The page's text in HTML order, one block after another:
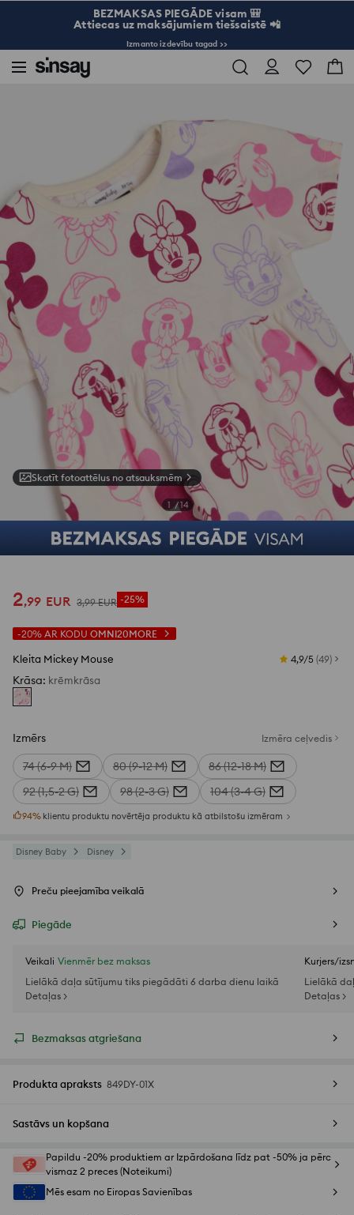
BEZMAKSAS PIEGĀDE visam 🎒
Attiecas uz maksājumiem tiešsaistē 📲
Izmanto izdevību tagad >>
Skatīt fotoattēlus no atsauksmēm
1 /14
2,99 EUR 3,99 EUR -25%
-20% AR KODU OMNI20MORE
Kleita Mickey Mouse 4,9/5 (49)
Krāsa: krēmkrāsa
Izmērs Izmēra ceļvedis
74 (6-9 M) 80 (9-12 M)
86 (12-18 M)
92 (1,5-2 G)
98 (2-3 G) 104 (3-4 G)
94% klientu produktu novērtēja produktu kā atbilstošu izmēram
Disney Baby Disney
Preču pieejamība veikalā
Piegāde
Veikali Vienmēr bez maksas
Lielākā daļa sūtījumu tiks piegādāti 6 darba dienu laikā
Detaļas >
Kurjers/
Lielākā
Detaļas >
Bezmaksas atgriešana
Produkta apraksts 849DY-01X
Sastāvs un kopšana
Papildu -20% produktiem ar Izpārdošana līdz pat -50% ja pērc
vismaz 2 preces (Noteikumi)
Mēs esam no Eiropas Savienības